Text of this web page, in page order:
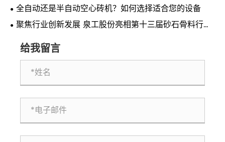
全自动还是半自动空心砖机？如何选择适合您的设备
聚焦行业创新发展 泉工股份亮相第十三届砂石骨料行业
给我留言